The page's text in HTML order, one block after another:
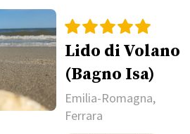
Lido di Volano
(Bagno Isa)
Emilia-Romagna,
Ferrara